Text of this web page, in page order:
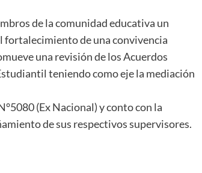
de la comunidad educativa un
de una convivencia
una revisión de los Acuerdos
teniendo como eje la mediación
(Ex Nacional) y conto con la
de sus respectivos supervisores.